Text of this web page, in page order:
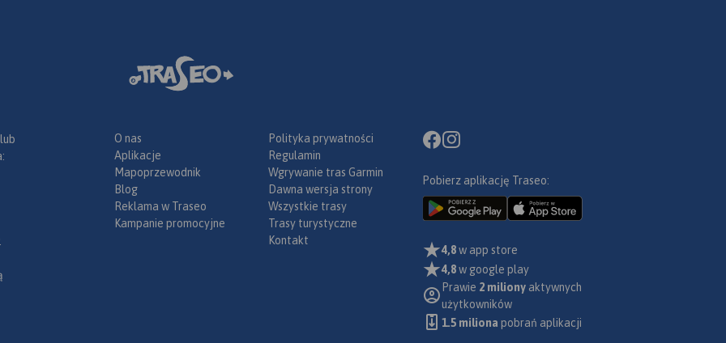
O nas
Aplikacje
Mapoprzewodnik
Blog
Reklama w Traseo
Kampanie promocyjne
Polityka prywatności
Regulamin
Wgrywanie tras Garmin
Dawna wersja strony
Wszystkie trasy
Trasy turystyczne
Kontakt
Pobierz aplikację Traseo:
4,8w app store
4,8w google play
Prawie 2 miliony aktywnych
użytkowników
1.5 miliona pobrań aplikacji